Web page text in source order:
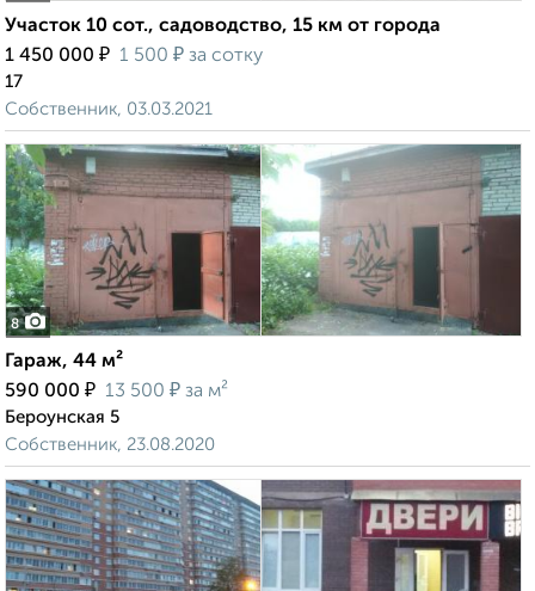
Участок 10 сот., садоводство, 15 км от города
1 450 000 ₽ 1 500 ₽ за сотку
17
Собственник, 03.03.2021
8
Гараж, 44 м²
590 000 ₽ 13 500 ₽ за м²
Бероунская 5
Собственник, 23.08.2020